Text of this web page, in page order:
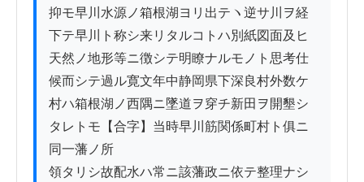
抑モ早川水源ノ箱根湖ヨリ出テヽ逆サ川ヲ経
下テ早川ト称シ来リタルコトハ別紙図面及ヒ
天然ノ地形等ニ徴シテ明瞭ナルモノト思考仕
候而シテ過ル寛文年中静岡県下深良村外数ケ
村ハ箱根湖ノ西隅ニ墜道ヲ穿チ新田ヲ開墾シ
タレトモ【合字】当時早川筋関係町村ト俱ニ
同一藩ノ所
領タリシ故配水ハ常ニ該藩政ニ依テ整理ナシ